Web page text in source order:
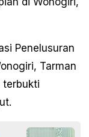
Penelusuran
Tarman
terbukti